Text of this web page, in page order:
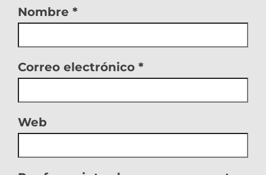
Nombre *
Correo electrónico *
Web